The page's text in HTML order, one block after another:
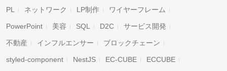
PL ネットワーク LP制作 ワイヤーフレーム
PowerPoint 美容 SQL D2C サービス開発
不動産 インフルエンサー ブロックチェーン
styled-component NestJS EC-CUBE ECCUBE